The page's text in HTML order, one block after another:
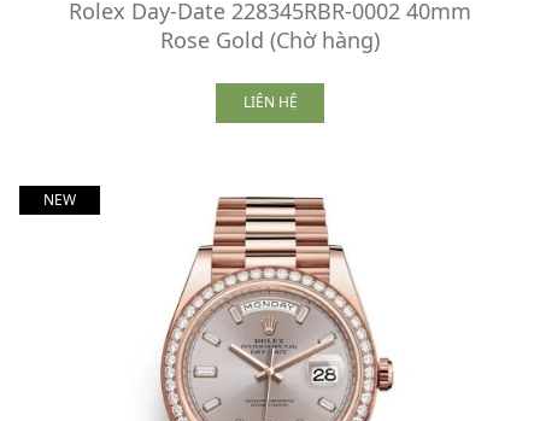
Rolex Day-Date 228345RBR-0002 40mm
Rose Gold (Chờ hàng)
LIÊN HỆ
NEW